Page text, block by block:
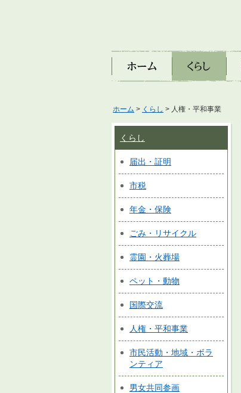
ホーム くらし 防
ホーム > くらし > 人権・平和事業
くらし
届出・証明
市税
年金・保険
ごみ・リサイクル
霊園・火葬場
ペット・動物
国際交流
人権・平和事業
市民活動・地域・ボラ
ンティア
男女共同参画